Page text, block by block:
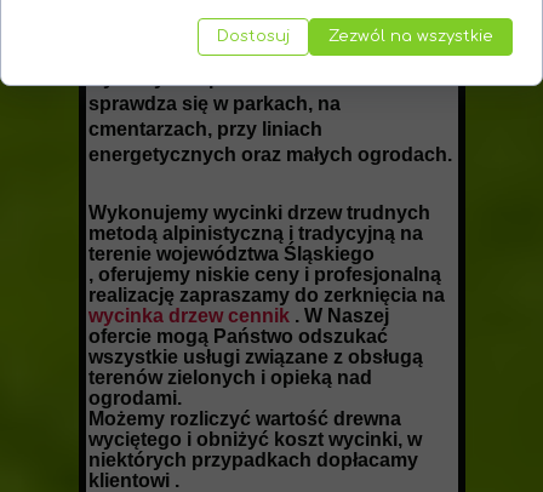
wycinkę drzew w miejscach o
utrudnionym dostępie, gdzie nie można
sprawdza się w parkach, na
cmentarzach, przy liniach
energetycznych oraz małych ogrodach.
Wykonujemy wycinki drzew trudnych
metodą alpinistyczną i tradycyjną na
terenie województwa Śląskiego
, oferujemy niskie ceny i profesjonalną
realizację zapraszamy do zerknięcia na
wycinka drzew cennik . W Naszej
ofercie mogą Państwo odszukać
wszystkie usługi związane z obsługą
terenów zielonych i opieką nad
ogrodami.
Możemy rozliczyć wartość drewna
wyciętego i obniżyć koszt wycinki, w
niektórych przypadkach dopłacamy
klientowi .
Dostosuj Zezwól na wszystkie